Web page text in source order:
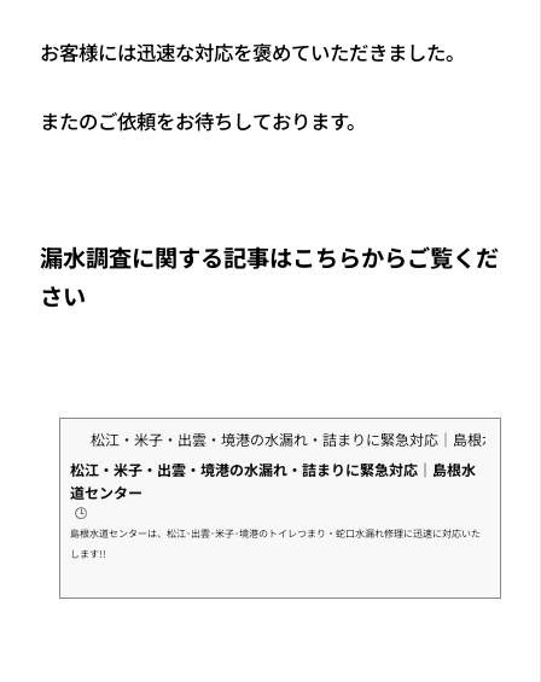
お客様には迅速な対応を褒めていただきました。
またのご依頼をお待ちしております。
漏水調査に関する記事はこちらからご覧くだ
さい
松江・米子・出雲・境港の水漏れ・詰まりに緊急対応｜島根水道セ
松江・米子・出雲・境港の水漏れ・詰まりに緊急対応｜島根水
道センター
🕒️
島根水道センターは、松江･出雲･米子･境港のトイレつまり・蛇口水漏れ修理に迅速に対応いた
します!!